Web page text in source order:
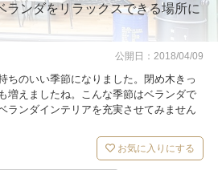
ンダをリラックスできる場所に
公開日：2018/04/09
ちのいい季節になりました。閉め木きっ
増えましたね。こんな季節はベランダで
ランダインテリアを充実させてみません
お気に入りにする